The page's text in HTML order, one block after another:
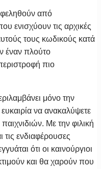
από
ενισχύουν τις αρχικές
τους κωδικούς κατά
έναν πλούτο
πιο
μόνο την
να ανακαλύψετε
Με την φιλική
ενδιαφέρουσες
ότι οι καινούργιοι
και θα χαρούν που